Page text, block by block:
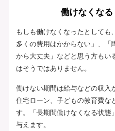
働けなくな
もしも働けなくなったとしても
多くの費用はかからない」、「
から大丈夫」などと思う方もい
はそうではありません。
働けない期間は給与などの収入
住宅ローン、子どもの教育費な
す。「長期間働けなくなる状態
与えます。